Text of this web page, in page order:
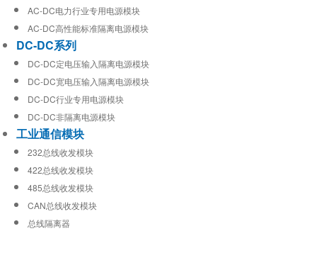
AC-DC电力行业专用电源模块
AC-DC高性能标准隔离电源模块
DC-DC系列
DC-DC定电压输入隔离电源模块
DC-DC宽电压输入隔离电源模块
DC-DC行业专用电源模块
DC-DC非隔离电源模块
工业通信模块
232总线收发模块
422总线收发模块
485总线收发模块
CAN总线收发模块
总线隔离器